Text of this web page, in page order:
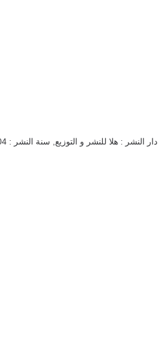
دار النشر : هلا للنشر و التوزيع سنة النشر : 2004